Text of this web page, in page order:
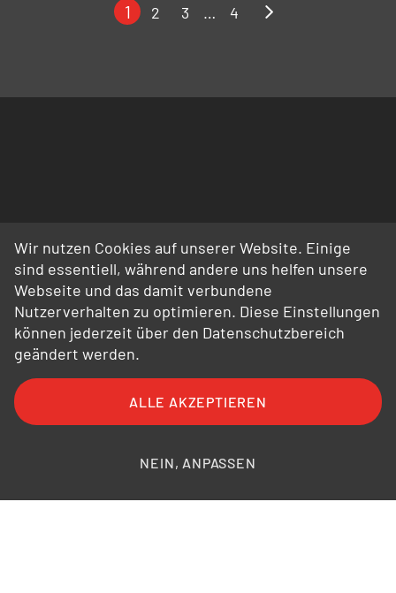
1 2 3 … 4
FAQ AGB AEB Datenschutz Impressum
Wir nutzen Cookies auf unserer Website. Einige
sind essentiell, während andere uns helfen unsere
Webseite und das damit verbundene
Nutzerverhalten zu optimieren. Diese Einstellungen
können jederzeit über den Datenschutzbereich
geändert werden.
ALLE AKZEPTIEREN
NEIN, ANPASSEN